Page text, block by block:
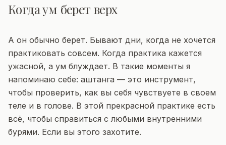
Когда ум берет верх
А он обычно берет. Бывают дни, когда не хочется
практиковать совсем. Когда практика кажется
ужасной, а ум блуждает. В такие моменты я
напоминаю себе: аштанга — это инструмент,
чтобы проверить, как вы себя чувствуете в своем
теле и в голове. В этой прекрасной практике есть
всё, чтобы справиться с любыми внутренними
бурями. Если вы этого захотите.